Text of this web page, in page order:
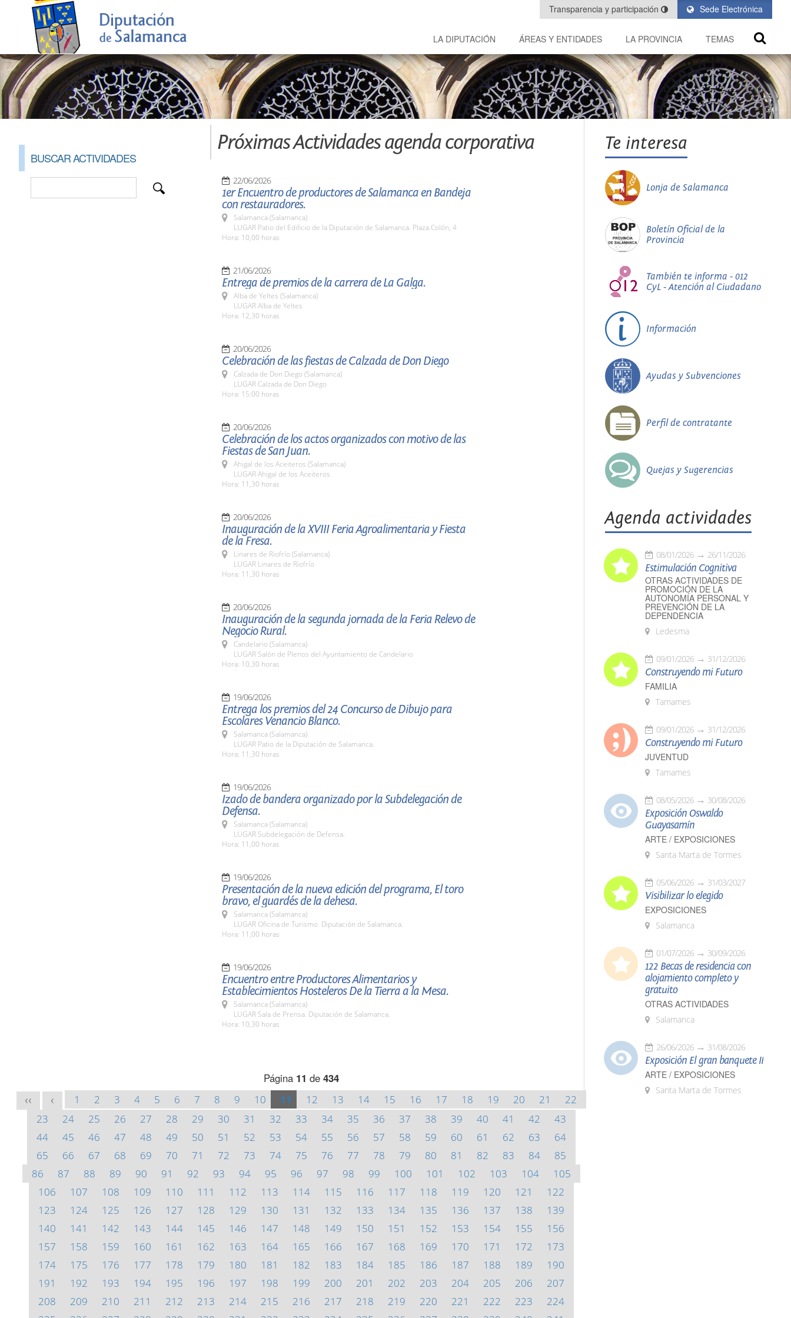
Sede Electrónica
Transparencia y participación
LA DIPUTACIÓN ÁREAS Y ENTIDADES LA PROVINCIA TEMAS
BUSCAR ACTIVIDADES
Próximas Actividades agenda corporativa
22/06/2026
1er Encuentro de productores de Salamanca en Bandeja
con restauradores.
Salamanca (Salamanca)
LUGAR Patio del Edificio de la Diputación de Salamanca. Plaza Colón, 4
Hora: 10,00 horas
21/06/2026
Entrega de premios de la carrera de La Galga.
Alba de Yeltes (Salamanca)
LUGAR Alba de Yeltes
Hora: 12,30 horas
20/06/2026
Celebración de las fiestas de Calzada de Don Diego
Calzada de Don Diego (Salamanca)
LUGAR Calzada de Don Diego
Hora: 15:00 horas
20/06/2026
Celebración de los actos organizados con motivo de las
Fiestas de San Juan.
Ahigal de los Aceiteros (Salamanca)
LUGAR Ahigal de los Aceiteros
Hora: 11,30 horas
20/06/2026
Inauguración de la XVIII Feria Agroalimentaria y Fiesta
de la Fresa.
Linares de Riofrío (Salamanca)
LUGAR Linares de Riofrío
Hora: 11,30 horas
20/06/2026
Inauguración de la segunda jornada de la Feria Relevo de
Negocio Rural.
Candelario (Salamanca)
LUGAR Salón de Plenos del Ayuntamiento de Candelario
Hora: 10,30 horas
19/06/2026
Entrega los premios del 24 Concurso de Dibujo para
Escolares Venancio Blanco.
Salamanca (Salamanca)
LUGAR Patio de la Diputación de Salamanca.
Hora: 11,30 horas
19/06/2026
Izado de bandera organizado por la Subdelegación de
Defensa.
Salamanca (Salamanca)
LUGAR Subdelegación de Defensa.
Hora: 11,00 horas
19/06/2026
Presentación de la nueva edición del programa, El toro
bravo, el guardés de la dehesa.
Salamanca (Salamanca)
LUGAR Oficina de Turismo. Diputación de Salamanca.
Hora: 11,00 horas
19/06/2026
Encuentro entre Productores Alimentarios y
Establecimientos Hosteleros De la Tierra a la Mesa.
Salamanca (Salamanca)
LUGAR Sala de Prensa. Diputación de Salamanca.
Hora: 10,30 horas
Página 11 de 434
<< < 1 2 3 4 5 6 7 8 9 10 11 12 13 14 15 16 17 18 19 20 21
22
23
24 25 26 27 28 29 30 31 32 33 34 35 36 37 38 39 40 41 42
43
44
45 46 47 48 49 50 51 52 53 54 55 56 57 58 59 60 61 62 63
64
65
66 67 68 69 70 71 72 73 74 75 76 77 78 79 80 81 82 83 84
85
86
87 88 89 90 91 92 93 94 95 96 97 98 99 100 101 102 103 104
105
106
107 108 109 110 111 112 113 114 115 116 117 118 119 120 121
122
123
124 125 126 127 128 129 130 131 132 133 134 135 136 137 138
139
140
141 142 143 144 145 146 147 148 149 150 151 152 153 154 155
156
157
158 159 160 161 162 163 164 165 166 167 168 169 170 171 172
173
174
175 176 177 178 179 180 181 182 183 184 185 186 187 188 189
190
191
192 193 194 195 196 197 198 199 200 201 202 203 204 205 206
207
208
209 210 211 212 213 214 215 216 217 218 219 220 221 222 223
224
Te interesa
Lonja de Salamanca
Boletín Oficial de la
Provincia
También te informa - 012
CyL - Atención al Ciudadano
Información
Ayudas y Subvenciones
Perfil de contratante
Quejas y Sugerencias
Agenda actividades
08/01/2026 26/11/2026
Estimulación Cognitiva
OTRAS ACTIVIDADES DE
PROMOCIÓN DE LA
AUTONOMÍA PERSONAL Y
PREVENCIÓN DE LA
DEPENDENCIA
Ledesma
09/01/2026 31/12/2026
Construyendo mi Futuro
FAMILIA
Tamames
09/01/2026 31/12/2026
Construyendo mi Futuro
JUVENTUD
Tamames
08/05/2026 30/08/2026
Exposición Oswaldo
Guayasamín
ARTE / EXPOSICIONES
Santa Marta de Tormes
05/06/2026 31/03/2027
Visibilizar lo elegido
EXPOSICIONES
Salamanca
01/07/2026 30/09/2026
122 Becas de residencia con
alojamiento completo y
gratuito
OTRAS ACTIVIDADES
Salamanca
26/06/2026 31/08/2026
Exposición El gran banquete II
ARTE / EXPOSICIONES
Santa Marta de Tormes